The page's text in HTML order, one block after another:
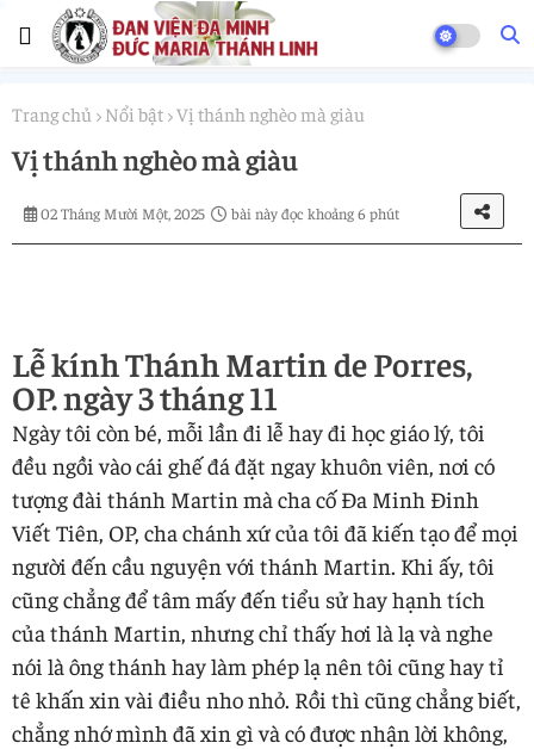
Trang chủ Nổi bật Vị thánh nghèo mà giàu
Vị thánh nghèo mà giàu
02 Tháng Mười Một, 2025 bài này đọc khoảng 6 phút
Lễ kính Thánh Martin de Porres,
OP. ngày 3 tháng 11
Ngày tôi còn bé, mỗi lần đi lễ hay đi học giáo lý, tôi
đều ngồi vào cái ghế đá đặt ngay khuôn viên, nơi có
tượng đài thánh Martin mà cha cố Đa Minh Đinh
Viết Tiên, OP, cha chánh xứ của tôi đã kiến tạo để mọi
người đến cầu nguyện với thánh Martin. Khi ấy, tôi
cũng chẳng để tâm mấy đến tiểu sử hay hạnh tích
của thánh Martin, nhưng chỉ thấy hơi là lạ và nghe
nói là ông thánh hay làm phép lạ nên tôi cũng hay tỉ
tê khấn xin vài điều nho nhỏ. Rồi thì cũng chẳng biết,
chẳng nhớ mình đã xin gì và có được nhận lời không,